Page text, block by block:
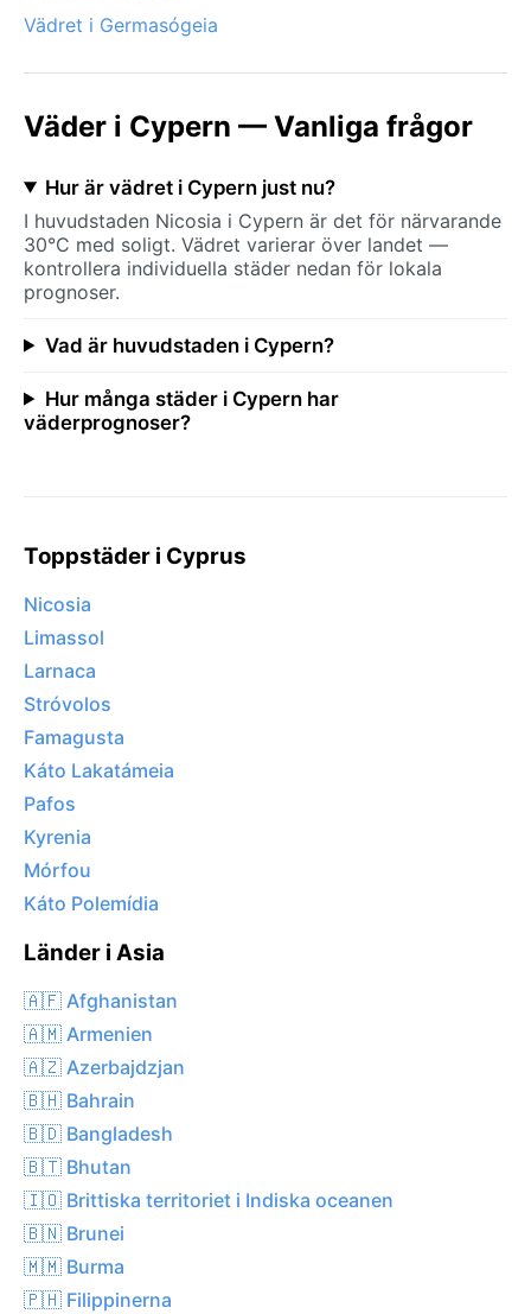
Vädret i Germasógeia
Väder i Cypern — Vanliga frågor
Hur är vädret i Cypern just nu?
I huvudstaden Nicosia i Cypern är det för närvarande
30°C med soligt. Vädret varierar över landet —
kontrollera individuella städer nedan för lokala
prognoser.
Vad är huvudstaden i Cypern?
Hur många städer i Cypern har
väderprognoser?
Toppstäder i Cyprus
Nicosia
Limassol
Larnaca
Stróvolos
Famagusta
Káto Lakatámeia
Pafos
Kyrenia
Mórfou
Káto Polemídia
Länder i Asia
🇦🇫 Afghanistan
🇦🇲 Armenien
🇦🇿 Azerbajdzjan
🇧🇭 Bahrain
🇧🇩 Bangladesh
🇧🇹 Bhutan
🇮🇴 Brittiska territoriet i Indiska oceanen
🇧🇳 Brunei
🇲🇲 Burma
🇵🇭 Filippinerna